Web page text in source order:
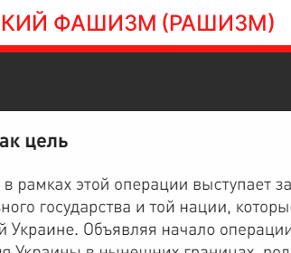
ФАШИЗМ (РАШИЗМ)